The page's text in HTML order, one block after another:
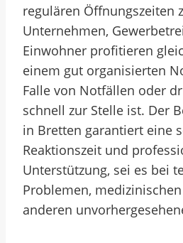
regulären Öffnungszeiten
Unternehmen,
Einwohner profitieren
einem gut organisierten
Falle von Notfällen oder
schnell zur Stelle ist. Der
in Bretten garantiert eine
Reaktionszeit und
Unterstützung, sei es bei
Problemen,
anderen